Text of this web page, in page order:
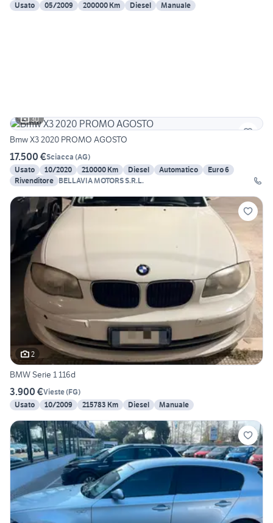
Usato
05/2009 200000 Km Diesel Manuale
30
Bmw X3 2020 PROMO AGOSTO
17.500 €Sciacca (AG)
Usato
10/2020 210000 Km Diesel Automatico
Euro 6
Rivenditore BELLAVIA MOTORS S.R.L.
2
BMW Serie 1 116d
3.900 €Vieste(FG)
Usato
10/2009 215783 Km Diesel Manuale